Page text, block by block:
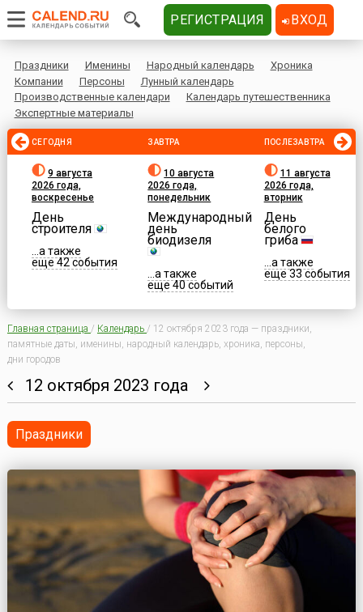
Праздники Именины Народный календарь
Хроника
Компании
Персоны
Лунный календарь
Производственные календари
Календарь путешественника
Экспертные материалы
СЕГОДНЯ
9 августа
2026 года,
воскресенье
День
строителя
...а также
еще 42 события
ЗАВТРА
10 августа
2026 года,
понедельник
Международный
день
биодизеля
...а также
еще 40 событий
ПОСЛЕЗАВТРА
11 августа
2026 года,
вторник
День
белого
гриба
...а также
еще 33 события
Главная страница / Календарь / 12 октября 2023 года — праздники,
памятные даты, именины, народный календарь, хроника, персоны,
дни городов
12 октября 2023 года
Праздники
РЕГИСТРАЦИЯ ВХОД